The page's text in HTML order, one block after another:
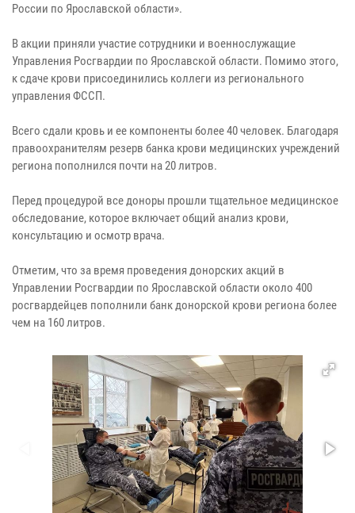
России по Ярославской области».
В акции приняли участие сотрудники и военнослужащие
Управления Росгвардии по Ярославской области. Помимо этого,
к сдаче крови присоединились коллеги из регионального
управления ФССП.
Всего сдали кровь и ее компоненты более 40 человек. Благодаря
правоохранителям резерв банка крови медицинских учреждений
региона пополнился почти на 20 литров.
Перед процедурой все доноры прошли тщательное медицинское
обследование, которое включает общий анализ крови,
консультацию и осмотр врача.
Отметим, что за время проведения донорских акций в
Управлении Росгвардии по Ярославской области около 400
росгвардейцев пополнили банк донорской крови региона более
чем на 160 литров.